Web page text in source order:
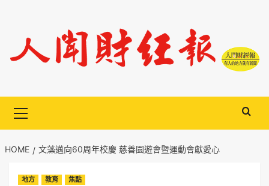
content
Menu
HOME 文藻邁向60周年校慶 慈善園遊會暨運動會獻愛心
地方 教育 焦點